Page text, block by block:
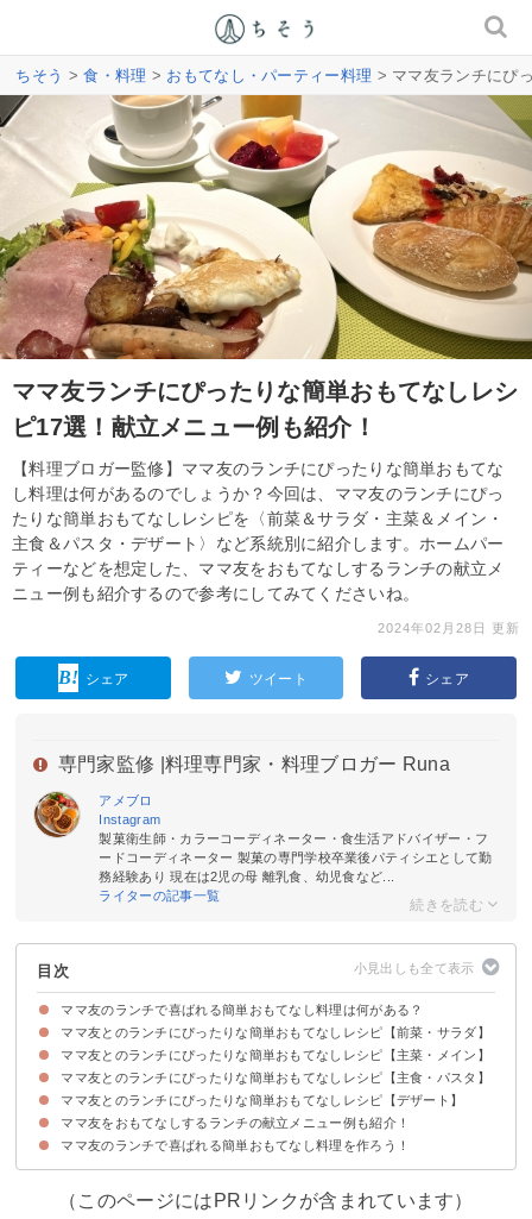
ちそう >食・料理 > おもてなし・パーティー料理 > ママ友ランチにぴ
ママ友ランチにぴったりな簡単おもてなしレシ
ピ17選！献立メニュー例も紹介！
【料理ブロガー監修】ママ友のランチにぴったりな簡単おもてな
し料理は何があるのでしょうか？今回は、ママ友のランチにぴっ
たりな簡単おもてなしレシピを〈前菜＆サラダ・主菜＆メイン・
主食＆パスタ・デザート〉など系統別に紹介します。ホームパー
ティーなどを想定した、ママ友をおもてなしするランチの献立メ
ニュー例も紹介するので参考にしてみてくださいね。
2024年02月28日 更新
シェア ツイート シェア
専門家監修 | 料理専門家・料理ブロガー Runa
アメブロ
Instagram
製菓衛生師・カラーコーディネーター・食生活アドバイザー・フ
ードコーディネーター 製菓の専門学校卒業後パティシエとして勤
務経験あり 現在は2児の母 離乳食、幼児食など...
ライターの記事一覧
目次
ママ友のランチで喜ばれる簡単おもてなし料理は何がある？
ママ友とのランチにぴったりな簡単おもてなしレシピ【前菜・サラダ】
①かぼちゃとりんごのサラダ
②ホームパーティーにおすすめの生春巻き
③サラダ風カルパッチョ
④サーモンとオレンジのマリネ
ママ友とのランチにぴったりな簡単おもてなしレシピ【主菜・メイン】
①フライパンで作るミートローフ
②チューリップ唐揚げ
③簡単煮込みデミグラスハンバーグ
④作り置きできるアジの南蛮漬け
ママ友とのランチにぴったりな簡単おもてなしレシピ【主食・パスタ】
①簡単ミラノ風ドリア
②サバ缶のトマトソースパスタ
③オープンサンドイッチ
④本格パエリア
ママ友とのランチにぴったりな簡単おもてなしレシピ【デザート】
①簡単チーズケーキ
②ホームパーティー向きスイートポテト
③アメリカンカップケーキ
④電子レンジで簡単チョコプリン
⑤ホームパーティーで喜ばれる九龍球
ママ友をおもてなしするランチの献立メニュー例も紹介！
献立メニュー例①〜ホームパーティーにおすすめ〜
献立メニュー例②〜後片付け簡単ランチを作りたい人におすすめ〜
献立メニュー例③〜豪華なランチパーティーにおすすめ〜
ママ友のランチで喜ばれる簡単おもてなし料理を作ろう！
（このページにはPRリンクが含まれています）